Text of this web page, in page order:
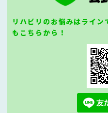
リハビリのお悩みはライ
もこちらから！